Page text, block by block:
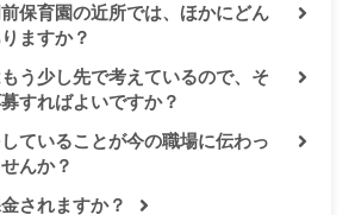
保育園の近所では、ほかにどん
ますか？
う少し先で考えているので、そ
すればよいですか？
ていることが今の職場に伝わっ
んか？
されますか？